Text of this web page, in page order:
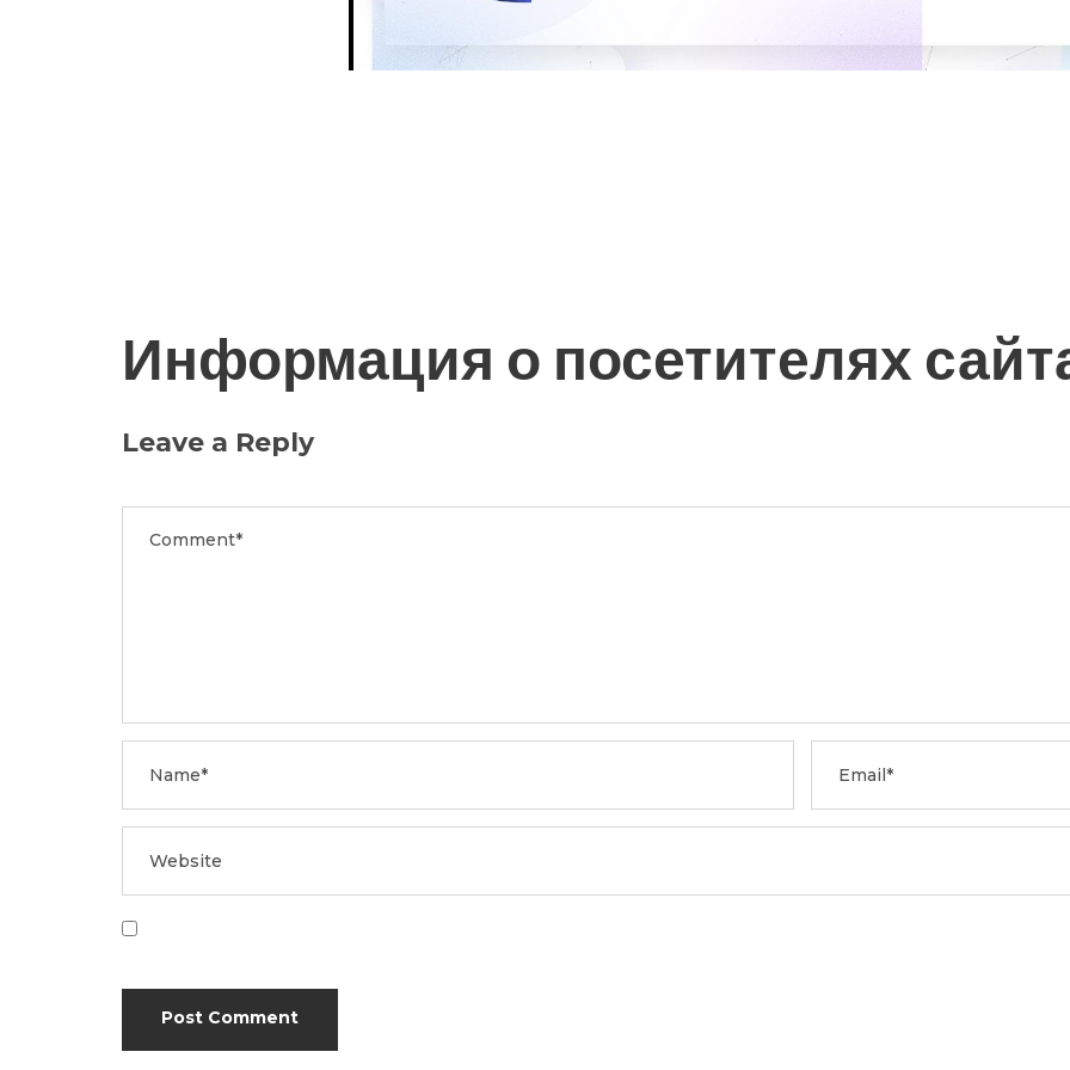
Информация о посетителях
Leave a Reply